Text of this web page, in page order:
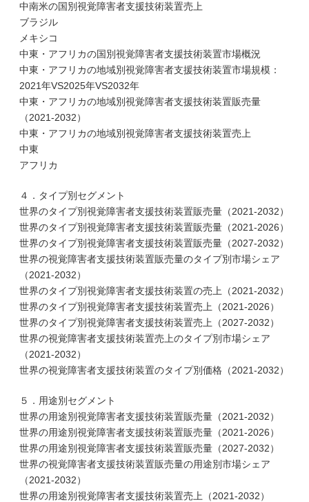
中南米の国別視覚障害者支援技術装置売上
ブラジル
メキシコ
中東・アフリカの国別視覚障害者支援技術装置市場概況
中東・アフリカの地域別視覚障害者支援技術装置市場規模：
2021年VS2025年VS2032年
中東・アフリカの地域別視覚障害者支援技術装置販売量
（2021-2032）
中東・アフリカの地域別視覚障害者支援技術装置売上
中東
アフリカ
４．タイプ別セグメント
世界のタイプ別視覚障害者支援技術装置販売量（2021-2032）
世界のタイプ別視覚障害者支援技術装置販売量（2021-2026）
世界のタイプ別視覚障害者支援技術装置販売量（2027-2032）
世界の視覚障害者支援技術装置販売量のタイプ別市場シェア
（2021-2032）
世界のタイプ別視覚障害者支援技術装置の売上（2021-2032）
世界のタイプ別視覚障害者支援技術装置売上（2021-2026）
世界のタイプ別視覚障害者支援技術装置売上（2027-2032）
世界の視覚障害者支援技術装置売上のタイプ別市場シェア
（2021-2032）
世界の視覚障害者支援技術装置のタイプ別価格（2021-2032）
５．用途別セグメント
世界の用途別視覚障害者支援技術装置販売量（2021-2032）
世界の用途別視覚障害者支援技術装置販売量（2021-2026）
世界の用途別視覚障害者支援技術装置販売量（2027-2032）
世界の視覚障害者支援技術装置販売量の用途別市場シェア
（2021-2032）
世界の用途別視覚障害者支援技術装置売上（2021-2032）